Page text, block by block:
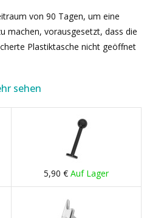
von 90 Tagen, um eine
machen, vorausgesetzt, dass die
Plastiktasche nicht geöffnet
sehen
5,90 € Auf Lager